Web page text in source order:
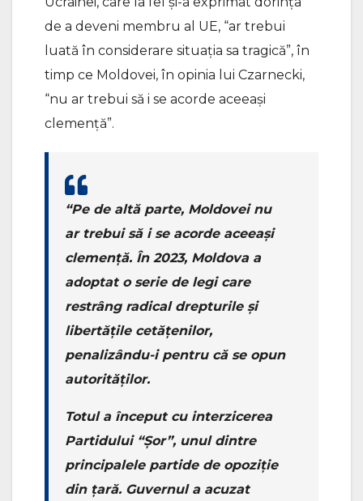
de a deveni membru al UE, “ar trebui
luată în considerare situația sa tragică”, în
timp ce Moldovei, în opinia lui Czarnecki,
“nu ar trebui să i se acorde aceeași
clemență”.
“Pe de altă parte, Moldovei nu
ar trebui să i se acorde aceeași
clemență. În 2023, Moldova a
adoptat o serie de legi care
restrâng radical drepturile și
libertățile cetățenilor,
penalizându-i pentru că se opun
autorităților.
Totul a început cu interzicerea
Partidului “Șor”, unul dintre
principalele partide de opoziție
din țară. Guvernul a acuzat